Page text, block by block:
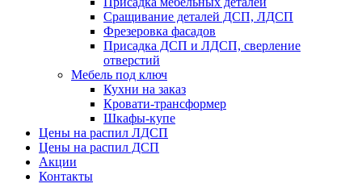
Сращивание деталей ДСП, ЛДСП
Фрезеровка фасадов
Присадка ДСП и ЛДСП, сверление
отверстий
Мебель под ключ
Кухни на заказ
Кровати-трансформер
Шкафы-купе
Цены на распил ЛДСП
Цены на распил ДСП
Акции
Контакты